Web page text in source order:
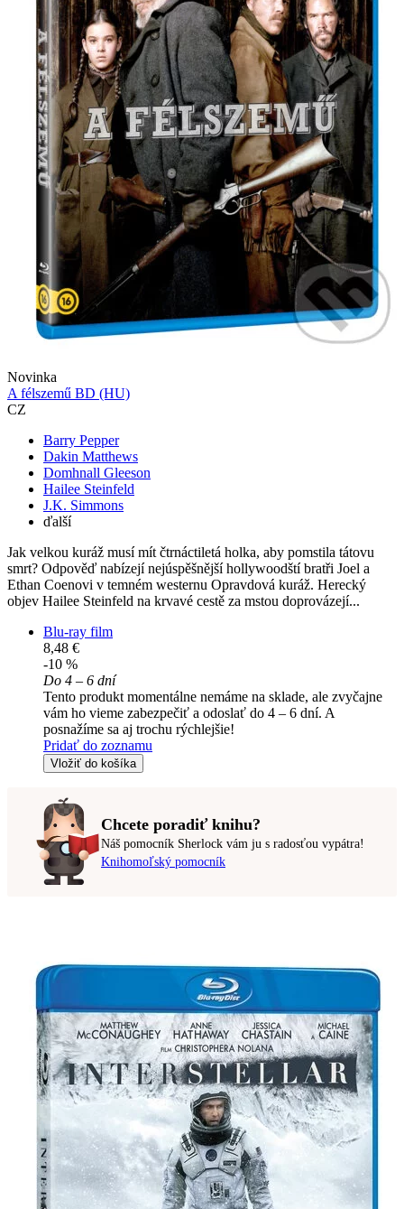
Novinka
A félszemű BD (HU)
CZ
Barry Pepper
Dakin Matthews
Domhnall Gleeson
Hailee Steinfeld
J.K. Simmons
ďalší
Jak velkou kuráž musí mít čtrnáctiletá holka, aby pomstila tátovu
smrt? Odpověď nabízejí nejúspěšnější hollywoodští bratři Joel a
Ethan Coenovi v temném westernu Opravdová kuráž. Herecký
objev Hailee Steinfeld na krvavé cestě za mstou doprovázejí...
Blu-ray film
8,48 €
-10 %
Do 4 – 6 dní
Tento produkt momentálne nemáme na sklade, ale zvyčajne
vám ho vieme zabezpečiť a odoslať do 4 – 6 dní. A
posnažíme sa aj trochu rýchlejšie!
Pridať do zoznamu
Vložiť do košíka
Chcete poradiť knihu?
Náš pomocník Sherlock vám ju s radosťou vypátra!
Knihomoľský pomocník